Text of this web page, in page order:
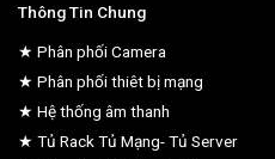
Thông Tin Chung
★ Phân phối Camera
★ Phân phối thiêt bị mạng
★ Hệ thống âm thanh
★ Tủ Rack Tủ Mạng- Tủ Server